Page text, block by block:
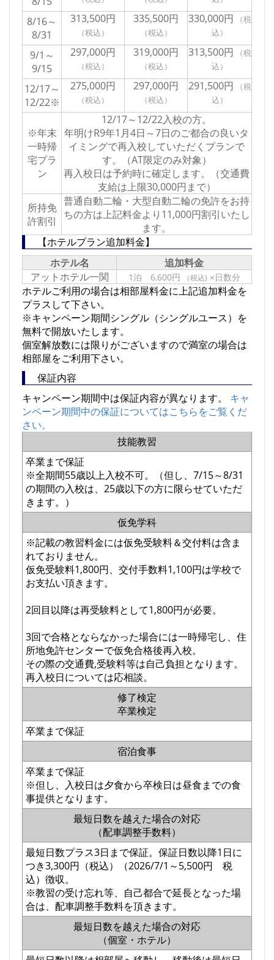
8/16～
8/31
313,500円 335,500円 330,000円
9/1～
9/15
297,000円 319,000円 313,500円
12/17～
12/22※
275,000円 297,000円 291,500円
※年末
一時帰
宅プラ
ン
12/17～12/22入校の方。
年明けR9年1月4日～7日のご都合の良いタ
イミングで再入校していただくプランで
す。（AT限定のみ対象）
再入校日は予約時に確定します。（交通費
支給は上限30,000円まで）
所持免
許割引
普通自動二輪・大型自動二輪の免許をお持
ちの方は上記料金より11,000円割引いたし
ます。
【ホテルプラン追加料金】
ホテル名
追加料金
アットホテル一関
1泊 6,600円 （税込) ×日数分
ホテルご利用の場合は相部屋料金に上記追加料金を
プラスして下さい。
※キャンペーン期間シングル（シングルユース）を
無料で開放いたします。
個室解放数には限りがございますので満室の場合は
相部屋をご利用下さい。
保証内容
キャンペーン期間中は保証内容が異なります。 キャ
ンペーン期間中の保証についてはこちらをご覧くだ
さい。
技能教習
卒業まで保証
※全期間55歳以上入校不可。（但し、7/15～8/31
の期間の入校は、25歳以下の方に限らせていただ
きます。）
仮免学科
※記載の教習料金には仮免受験料＆交付料は含ま
れておりません。
仮免受験料1,800円、交付手数料1,100円は学校で
お支払い頂きます。
2回目以降は再受験料として1,800円が必要。
3回で合格とならなかった場合には一時帰宅し、住
所地免許センターで仮免合格後再入校。
その際の交通費,受験料等は自己負担となります。
再入校日については応相談。
修了検定
卒業検定
卒業まで保証
宿泊食事
卒業まで保証
※但し、入校日は夕食から卒検日は昼食までの食
事提供となります。
最短日数を越えた場合の対応
（配車調整手数料）
最短日数プラス3日まで保証。保証日数以降1日に
つき3,300円（税込）（2026/7/1～5,500円 税
込）徴収。
※教習の受け忘れ等、自己都合で延長となった場
合は、配車調整手数料を頂きます。
最短日数を越えた場合の対応
（個室・ホテル）